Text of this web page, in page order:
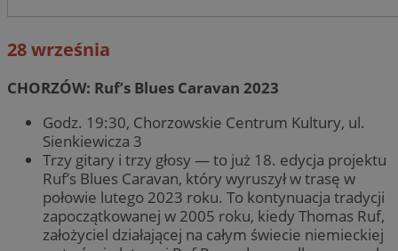
28 września
CHORZÓW: Ruf’s Blues Caravan 2023
Godz. 19:30, Chorzowskie Centrum Kultury, ul.
Sienkiewicza 3
Trzy gitary i trzy głosy — to już 18. edycja projektu
Ruf’s Blues Caravan, który wyruszył w trasę w
połowie lutego 2023 roku. To kontynuacja tradycji
zapoczątkowanej w 2005 roku, kiedy Thomas Ruf,
założyciel działającej na całym świecie niemieckiej